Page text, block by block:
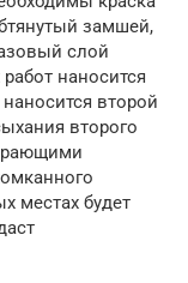
замшей,
слой
наносится
второй
второго
местах будет